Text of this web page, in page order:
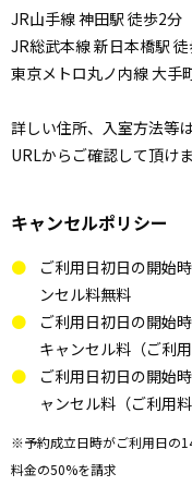
JR山手線 神田駅 徒歩2分
JR総武本線 新日本橋駅
東京メトロ丸ノ内線 大手
詳しい住所、入室方法等
URLからご確認して頂けま
キャンセルポリシー
ご利用日初日の開始
ンセル料無料
ご利用日初日の開始
キャンセル料（ご利
ご利用日初日の開始
ャンセル料（ご利用
※予約成立日時がご利用日の
料金の50%を請求